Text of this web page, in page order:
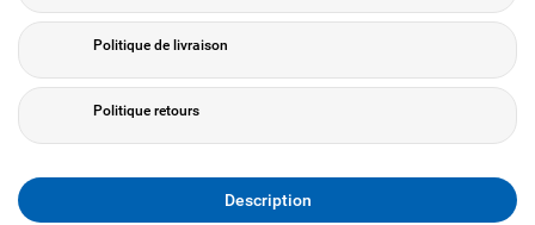
Politique de livraison
Politique retours
Description